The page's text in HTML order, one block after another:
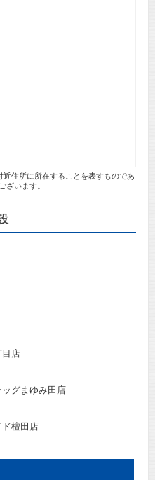
住所に所在することを表すものであ
ざいます。
目店
グまゆみ田店
檀田店